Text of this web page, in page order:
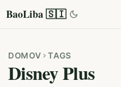
BaoLiba 🇸🇮
DOMOV TAGS
Disney Plus